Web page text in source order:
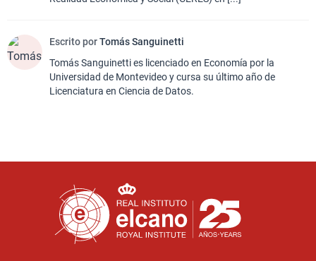
Escrito porTomás Sanguinetti
Tomás Sanguinetti es licenciado en Economía por la
Universidad de Montevideo y cursa su último año de
Licenciatura en Ciencia de Datos.